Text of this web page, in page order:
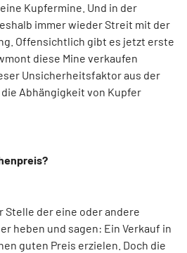
Kupfermine. Und in der
immer wieder Streit mit der
Offensichtlich gibt es jetzt erste
diese Mine verkaufen
Unsicherheitsfaktor aus der
Abhängigkeit von Kupfer
Stelle der eine oder andere
heben und sagen: Ein Verkauf in
guten Preis erzielen. Doch die